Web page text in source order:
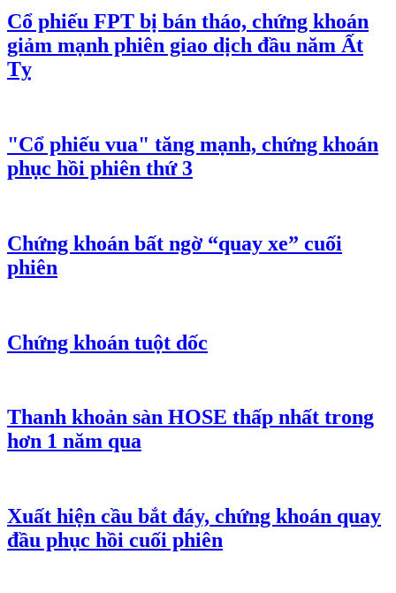
Cổ phiếu FPT bị bán tháo, chứng khoán
giảm mạnh phiên giao dịch đầu năm Ất
Tỵ
"Cổ phiếu vua" tăng mạnh, chứng khoán
phục hồi phiên thứ 3
Chứng khoán bất ngờ “quay xe” cuối
phiên
Chứng khoán tuột dốc
Thanh khoản sàn HOSE thấp nhất trong
hơn 1 năm qua
Xuất hiện cầu bắt đáy, chứng khoán quay
đầu phục hồi cuối phiên